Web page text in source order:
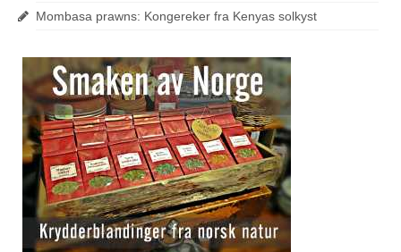
Mombasa prawns: Kongereker fra Kenyas solkyst